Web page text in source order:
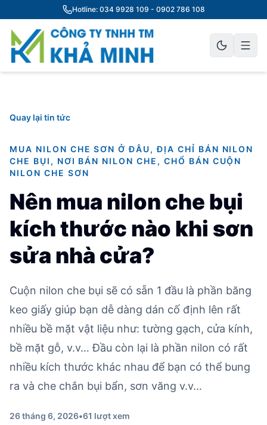
Hotline: 034 9928 109 - 0902 786 108
Quay lại tin tức
MUA NILON CHE SƠN Ở ĐÂU, ĐỊA CHỈ BÁN NILON
CHE BỤI, NƠI BÁN NILON CHE, CHỔ BÁN CUỘN
NILON CHE SƠN
Nên mua nilon che bụi
kích thước nào khi sơn
sửa nhà cửa?
Cuộn nilon che bụi sẽ có sẵn 1 đầu là phần băng
keo giấy giúp bạn dễ dàng dán cố định lên rất
nhiều bề mặt vật liệu như: tường gạch, cửa kính,
bề mặt gỗ, v.v… Đầu còn lại là phần nilon có rất
nhiều kích thước khác nhau để bạn có thể bung
ra và che chắn bụi bẩn, sơn văng v.v…
26 tháng 6, 2026•61 lượt xem